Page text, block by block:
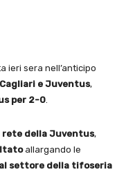
ieri sera nell’anticipo
Cagliari e Juventus,
per 2-0
rete della Juventus,
allargando le
settore della tifoseria